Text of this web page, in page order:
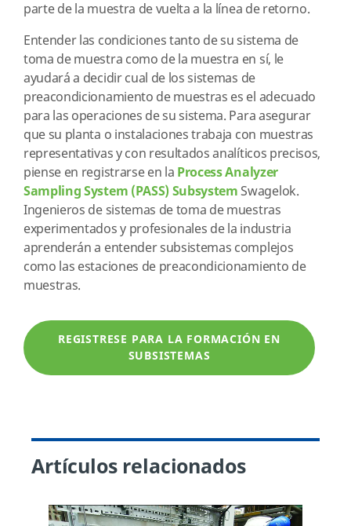
parte de la muestra de vuelta a la línea de retorno.
Entender las condiciones tanto de su sistema de
toma de muestra como de la muestra en sí, le
ayudará a decidir cual de los sistemas de
preacondicionamiento de muestras es el adecuado
para las operaciones de su sistema. Para asegurar
que su planta o instalaciones trabaja con muestras
representativas y con resultados analíticos precisos,
piense en registrarse en la Process Analyzer
Sampling System (PASS) SubsystemSwagelok.
Ingenieros de sistemas de toma de muestras
experimentados y profesionales de la industria
aprenderán a entender subsistemas complejos
como las estaciones de preacondicionamiento de
muestras.
REGISTRESE PARA LA FORMACIÓN EN
SUBSISTEMAS
Artículos relacionados